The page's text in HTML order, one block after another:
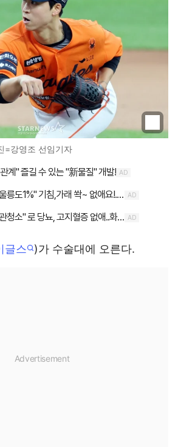
=강영조 선임기자
글스 )가 수술대에 오른다.